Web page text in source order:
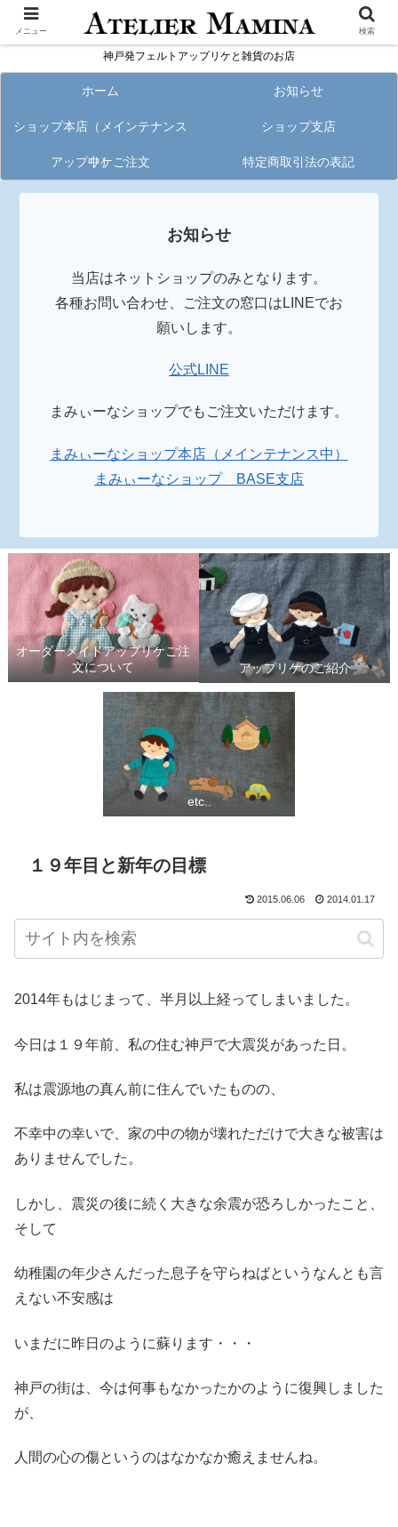
神戸発フェルトアップリケと雑貨のお店
ホーム お知らせ
ショップ本店（メインテナンス
中）
ショップ支店
アップリケご注文 特定商取引法の表記
お知らせ
当店はネットショップのみとなります。
各種お問い合わせ、ご注文の窓口はLINEでお
願いします。
公式LINE
まみぃーなショップでもご注文いただけます。
まみぃーなショップ本店（メインテナンス中）
まみぃーなショップ BASE支店
オーダーメイドアップリケご注
文について
アップリケのご紹介
etc..
１９年目と新年の目標
2015.06.06 2014.01.17
2014年もはじまって、半月以上経ってしまいました。
今日は１９年前、私の住む神戸で大震災があった日。
私は震源地の真ん前に住んでいたものの、
不幸中の幸いで、家の中の物が壊れただけで大きな被害は
ありませんでした。
しかし、震災の後に続く大きな余震が恐ろしかったこと、
そして
幼稚園の年少さんだった息子を守らねばというなんとも言
えない不安感は
いまだに昨日のように蘇ります・・・
神戸の街は、今は何事もなかったかのように復興しました
が、
人間の心の傷というのはなかなか癒えませんね。
メニュー 検索